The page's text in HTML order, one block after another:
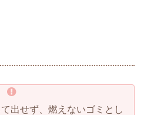
出せず、燃えないゴミとし